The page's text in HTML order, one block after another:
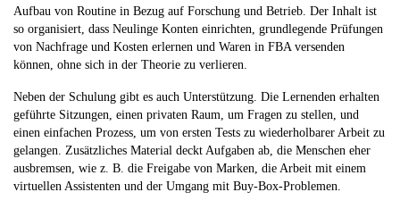
Aufbau von Routine in Bezug auf Forschung und Betrieb. Der Inhalt ist
so organisiert, dass Neulinge Konten einrichten, grundlegende Prüfungen
von Nachfrage und Kosten erlernen und Waren in FBA versenden
können, ohne sich in der Theorie zu verlieren.
Neben der Schulung gibt es auch Unterstützung. Die Lernenden erhalten
geführte Sitzungen, einen privaten Raum, um Fragen zu stellen, und
einen einfachen Prozess, um von ersten Tests zu wiederholbarer Arbeit zu
gelangen. Zusätzliches Material deckt Aufgaben ab, die Menschen eher
ausbremsen, wie z. B. die Freigabe von Marken, die Arbeit mit einem
virtuellen Assistenten und der Umgang mit Buy-Box-Problemen.